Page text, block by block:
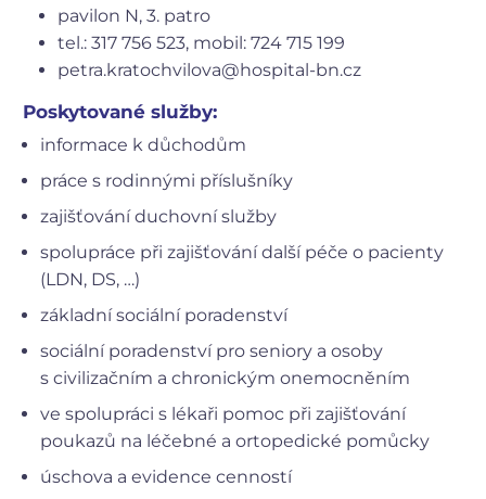
pavilon N, 3. patro
tel.: 317 756 523, mobil: 724 715 199
petra.kratochvilova@hospital-bn.cz
Poskytované služby:
informace k důchodům
práce s rodinnými příslušníky
zajišťování duchovní služby
spolupráce při zajišťování další péče o pacienty
(LDN, DS, …)
základní sociální poradenství
sociální poradenství pro seniory a osoby
s civilizačním a chronickým onemocněním
ve spolupráci s lékaři pomoc při zajišťování
poukazů na léčebné a ortopedické pomůcky
úschova a evidence cenností